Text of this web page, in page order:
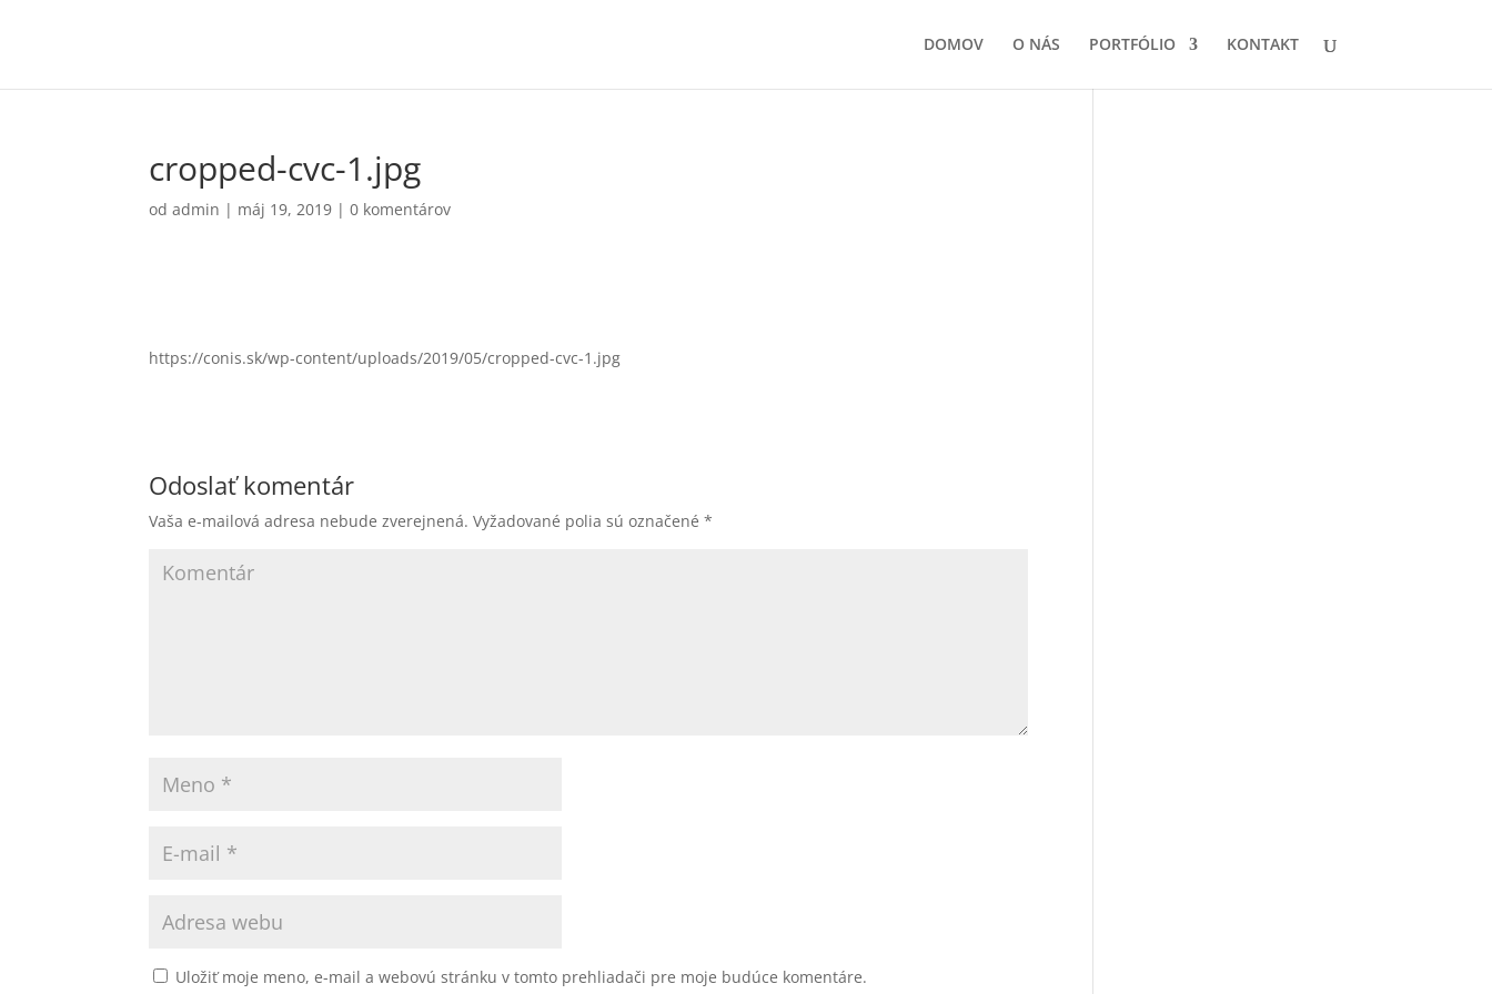
DOMOV O NÁS PORTFÓLIO KONTAKT
cropped-cvc-1.jpg
odadmin | máj 19, 2019 |0 komentárov
https://conis.sk/wp-content/uploads/2019/05/cropped-cvc-1.jpg
Odoslať komentár
Vaša e-mailová adresa nebude zverejnená. Vyžadované polia sú označené*
Uložiť moje meno, e-mail a webovú stránku v tomto prehliadači pre moje budúce komentáre.